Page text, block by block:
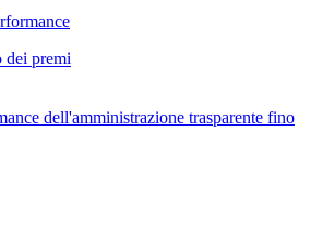
dei premi
dell'amministrazione trasparente fino